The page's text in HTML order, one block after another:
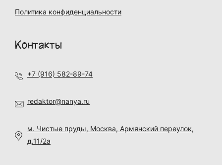
Политика конфиденциальности
Контакты
+7 (916) 582-89-74
redaktor@nanya.ru
м. Чистые пруды, Москва, Армянский переулок,
д.11/2а